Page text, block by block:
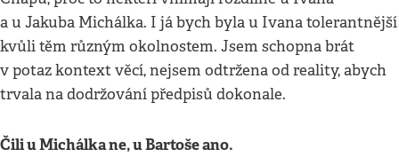
a u Jakuba Michálka. I já bych byla u Ivana tolerantnější
kvůli těm různým okolnostem. Jsem schopna brát
v potaz kontext věcí, nejsem odtržena od reality, abych
trvala na dodržování předpisů dokonale.
Čili u Michálka ne, u Bartoše ano.